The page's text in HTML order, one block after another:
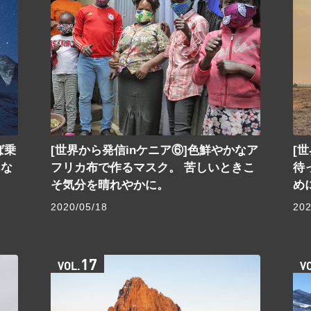
乗
[世界から発信inケニア⑥]色鮮やかなア
フリカ布で作るマスク。 苦しいときこ
そ気分を晴れやかに。
2020/05/18
[
待
め
VOL.17